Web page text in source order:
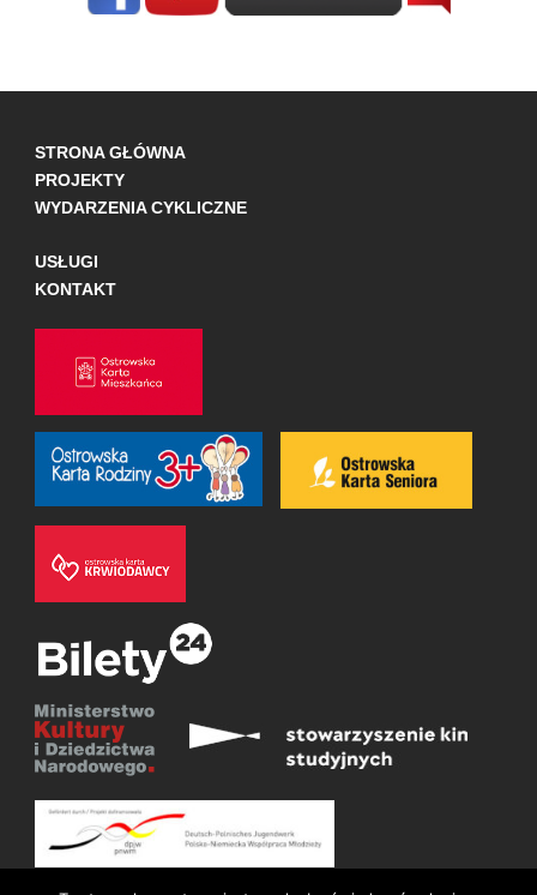
STRONA GŁÓWNA
PROJEKTY
WYDARZENIA CYKLICZNE
USŁUGI
KONTAKT